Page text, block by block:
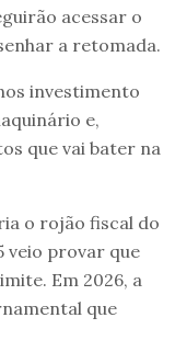
acessar o
a retomada.
investimento
e,
que vai bater na
o rojão fiscal do
veio provar que
Em 2026, a
que